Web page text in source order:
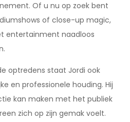
Of u nu op zoek bent
of close-up magic,
entertainment naadloos
optredens staat Jordi ook
en professionele houding. Hij
kan maken met het publiek
zich op zijn gemak voelt.